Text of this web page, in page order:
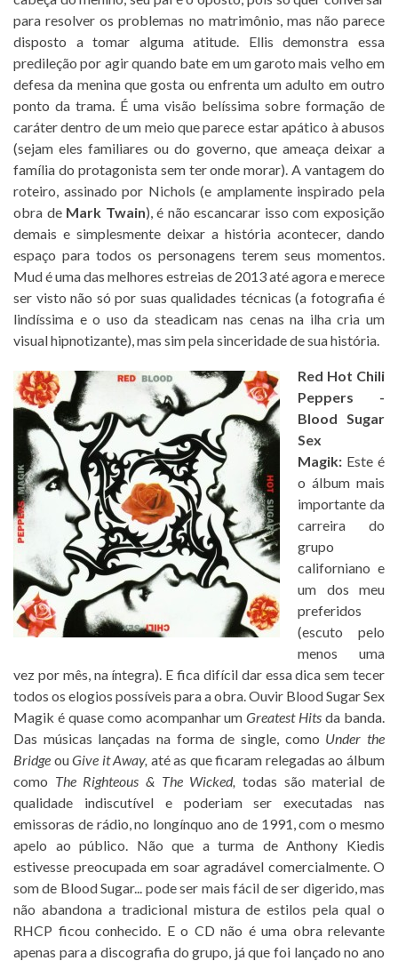
para resolver os problemas no matrimônio, mas não parece
disposto a tomar alguma atitude. Ellis demonstra essa
predileção por agir quando bate em um garoto mais velho em
defesa da menina que gosta ou enfrenta um adulto em outro
ponto da trama. É uma visão belíssima sobre formação de
caráter dentro de um meio que parece estar apático à abusos
(sejam eles familiares ou do governo, que ameaça deixar a
família do protagonista sem ter onde morar). A vantagem do
roteiro, assinado por Nichols (e amplamente inspirado pela
obra de Mark Twain), é não escancarar isso com exposição
demais e simplesmente deixar a história acontecer, dando
espaço para todos os personagens terem seus momentos.
Mud é uma das melhores estreias de 2013 até agora e merece
ser visto não só por suas qualidades técnicas (a fotografia é
lindíssima e o uso da steadicam nas cenas na ilha cria um
visual hipnotizante), mas sim pela sinceridade de sua história.
Red Hot Chili
Peppers -
Blood Sugar
Sex
Magik: Este é
o álbum mais
importante da
carreira do
grupo
californiano e
um dos meu
preferidos
(escuto pelo
menos uma
vez por mês, na íntegra). E fica difícil dar essa dica sem tecer
todos os elogios possíveis para a obra. Ouvir Blood Sugar Sex
Magik é quase como acompanhar umGreatest Hits da banda.
Das músicas lançadas na forma de single, como Under the
Bridge ouGive it Away, até as que ficaram relegadas ao álbum
como The Righteous & The Wicked, todas são material de
qualidade indiscutível e poderiam ser executadas nas
emissoras de rádio, no longínquo ano de 1991, com o mesmo
apelo ao público. Não que a turma de Anthony Kiedis
estivesse preocupada em soar agradável comercialmente. O
som de Blood Sugar... pode ser mais fácil de ser digerido, mas
não abandona a tradicional mistura de estilos pela qual o
RHCP ficou conhecido. E o CD não é uma obra relevante
apenas para a discografia do grupo, já que foi lançado no ano